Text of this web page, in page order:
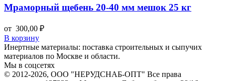
Мраморный щебень 20-40 мм мешок 25 кг
от 300,00 ₽
В корзину
Инертные материалы: поставка строительных и сыпучих
материалов по Москве и области.
Мы в соцсетях
© 2012-2026, ООО "НЕРУДСНАБ-ОПТ" Все права